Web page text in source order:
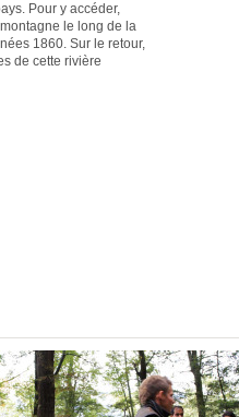
Pour y accéder,
le long de la
1860. Sur le retour,
de cette rivière